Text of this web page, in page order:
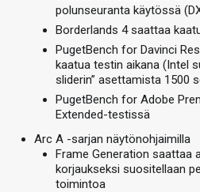
polunseuranta käytössä
Borderlands 4 saattaa
PugetBench for Davinci
kaatua testin aikana (Intel
sliderin” asettamista 1500
PugetBench for Adobe
Extended-testissä
Arc A -sarjan näytönohjaimilla
Frame Generation saattaa
korjaukseksi suositellaan
toimintoa